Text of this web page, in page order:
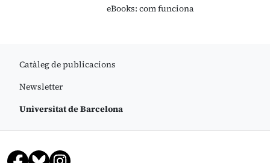
eBooks: com funciona
Catàleg de publicacions
Newsletter
Universitat de Barcelona